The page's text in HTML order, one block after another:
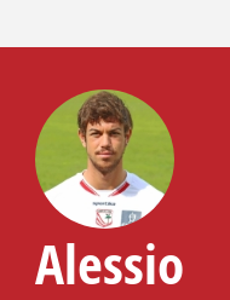
Alessio